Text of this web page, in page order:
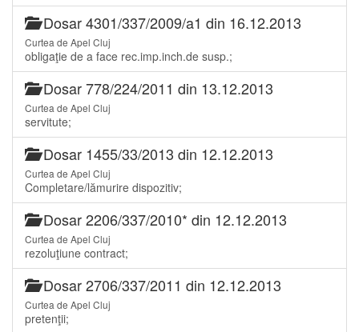
Dosar 4301/337/2009/a1 din 16.12.2013
Curtea de Apel Cluj
obligaţie de a face rec.imp.inch.de susp.;
Dosar 778/224/2011 din 13.12.2013
Curtea de Apel Cluj
servitute;
Dosar 1455/33/2013 din 12.12.2013
Curtea de Apel Cluj
Completare/lămurire dispozitiv;
Dosar 2206/337/2010* din 12.12.2013
Curtea de Apel Cluj
rezoluţiune contract;
Dosar 2706/337/2011 din 12.12.2013
Curtea de Apel Cluj
pretenţii;